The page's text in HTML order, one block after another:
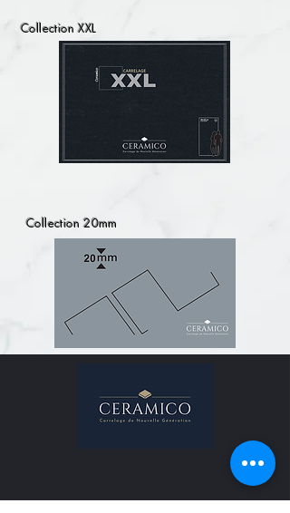
Collection XXL
Collection 20mm